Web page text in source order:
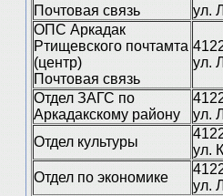
Почтовая связь
ул.
ОПС Аркадак
Ртищевского почтамта
(центр)
Почтовая связь
ул.
Отдел ЗАГС по
Аркадакскому району
ул.
Отдел культуры
ул.
Отдел по экономике
ул.